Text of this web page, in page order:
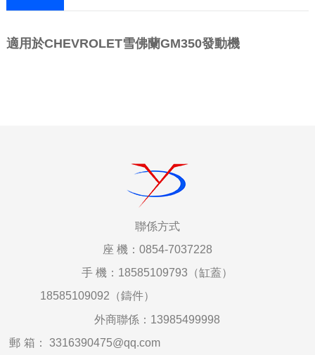
適用於CHEVROLET雪佛蘭GM350發動機
聯係方式
座 機：0854-7037228
手機：18585109793（缸蓋）
18585109092（鑄件）
外商聯係： 13985499998
郵 箱 ：3316390475@qq.com